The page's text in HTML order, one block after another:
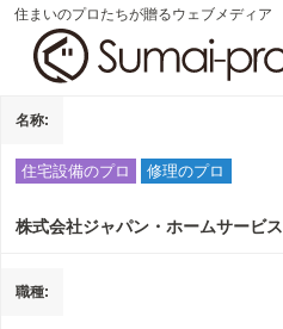
住まいのプロたちが贈るウェブメディア
名称
住宅設備のプロ 修理のプロ
株式会社ジャパン・ホームサービス
職種